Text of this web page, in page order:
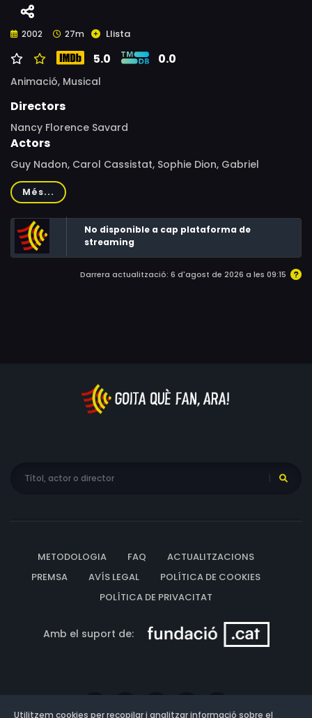
2002 27m Llista
5.0 0.0
Animació, Musical
Directors
Nancy Florence Savard
Actors
Guy Nadon, Carol Cassistat, Sophie Dion, Gabriel
Gascon, Nathalie Mallette, Mario Saint-Amand, Joe
Bocan, Paul Buissonneau
Més...
No disponible a cap plataforma de
streaming
Darrera actualització: 6 d'agost de 2026 a les 09:15
METODOLOGIA FAQ
ACTUALITZACIONS
PREMSA
AVÍS LEGAL
POLÍTICA DE COOKIES
POLÍTICA DE PRIVACITAT
Amb el suport de:
Utilitzem cookies per recopilar i analitzar informació sobre el